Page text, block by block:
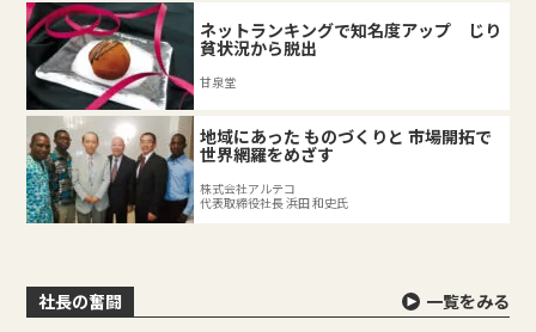
ネットランキングで知名度アップ じり
貧状況から脱出
甘泉堂
地域にあった ものづくりと 市場開拓で
世界網羅をめざす
株式会社アルテコ
代表取締役社長 浜田 和史氏
社長の奮闘 一覧をみる